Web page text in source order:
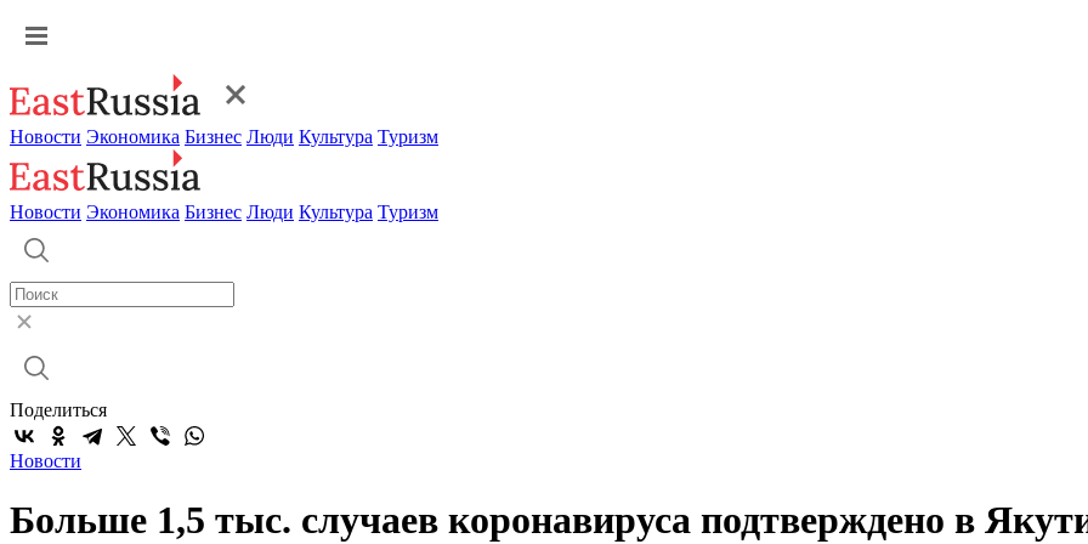
Новости Экономика Бизнес Люди Культура Туризм
Новости Экономика Бизнес Люди Культура Туризм
Поделиться
Новости
Больше 1,5 тыс. случаев коронавируса подтверждено в